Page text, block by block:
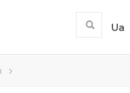
Ua